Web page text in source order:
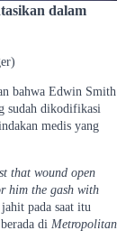
dalam
bahwa Edwin Smith
sudah dikodifikasi
medis yang
that wound open
him the gash with
pada saat itu
di Metropolitan